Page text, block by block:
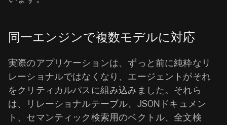
同一エンジンで複数モデルに対応
実際のアプリケーションは、ずっと前に純粋なリ
レーショナルではなくなり、エージェントがそれ
をクリティカルパスに組み込みました。それら
は、リレーショナルテーブル、JSONドキュメン
ト、セマンティック検索用のベクトル、全文検